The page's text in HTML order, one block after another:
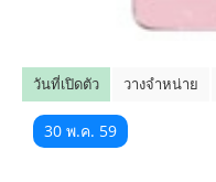
TOP 10 ข่าวมือถือ
TOP 10 มือถือยอดนิยม
CLOSE
วันที่เปิดตัว วางจำหน่าย
30 พ.ค. 59